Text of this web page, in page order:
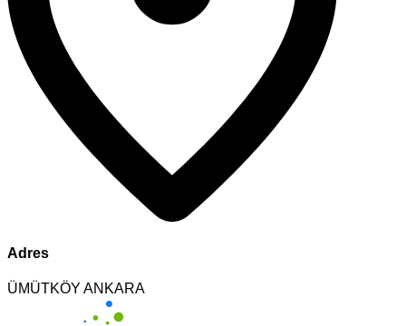
Adres
ÜMÜTKÖY ANKARA